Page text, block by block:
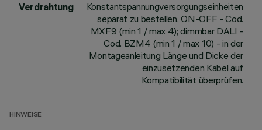
Verdrahtung
Konstantspannungversorgungseinheiten
separat zu bestellen. ON-OFF - Cod.
MXF9 (min 1 / max 4); dimmbar DALI -
Cod. BZM4 (min 1 / max 10) - in der
Montageanleitung Länge und Dicke der
einzusetzenden Kabel auf
Kompatibilität überprüfen.
HINWEISE